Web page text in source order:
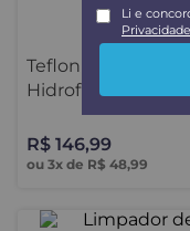
Teflonrepel
Hidrofugante 1L
R$ 146,99
ou 3x de R$ 48,99
Li e
Privacidade